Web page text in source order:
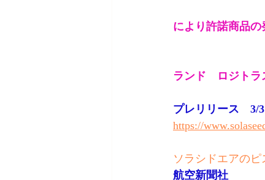
により許諾商品
ランド　ロジトラ
プレリリース　3/
https://
ソラシドエアのピ
航空新聞社